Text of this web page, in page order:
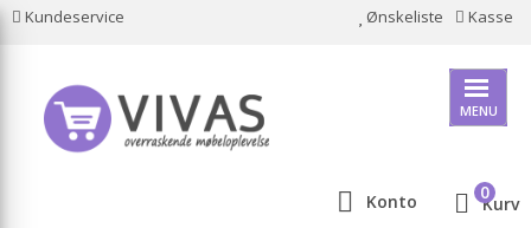
Kundeservice Ønskeliste Kasse
MENU
Konto Kurv
0